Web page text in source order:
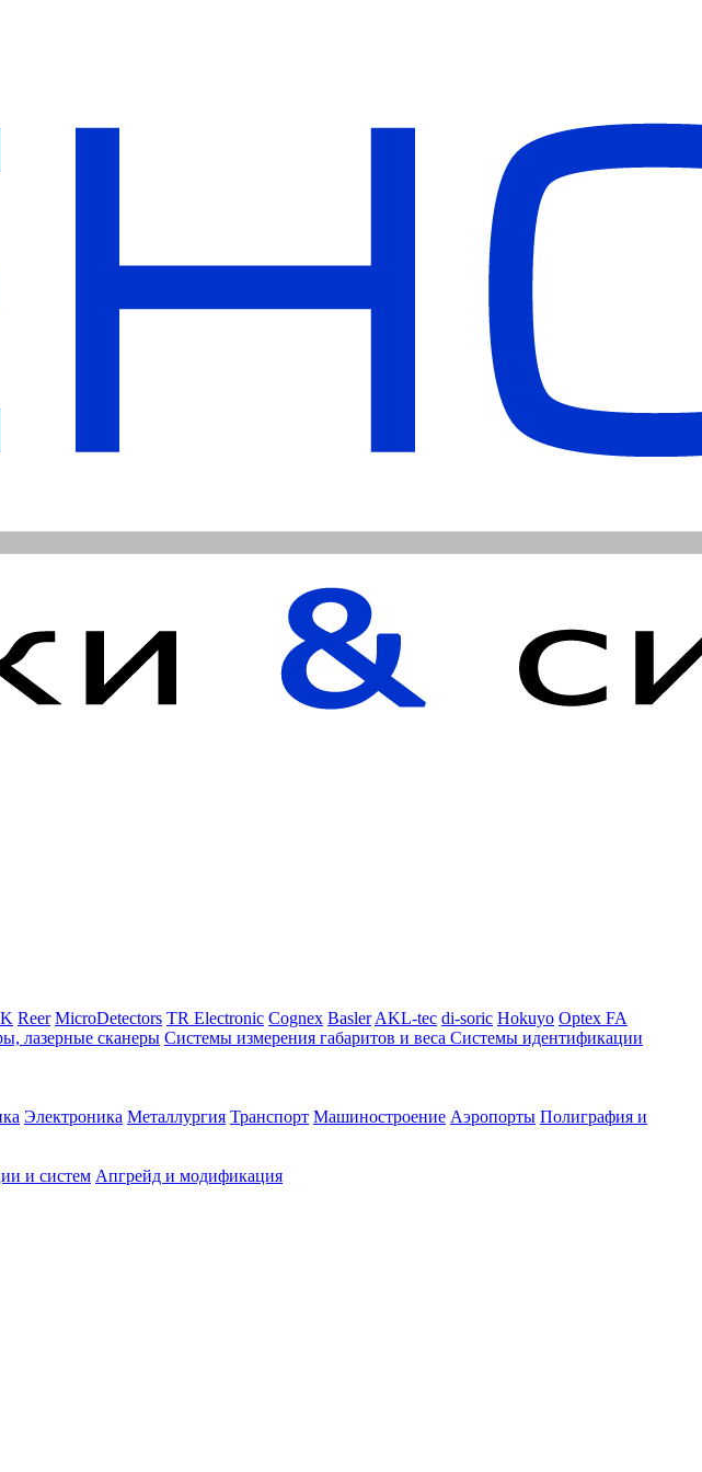
Reer MicroDetectors TR Electronic Cognex Basler AKL-tec di-soric Hokuyo Optex FA
лазерные сканеры Системы измерения габаритов и веса Системы идентификации
Электроника Металлургия Транспорт Машиностроение Аэропорты Полиграфия и
и систем Апгрейд и модификация